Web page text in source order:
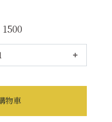
物車